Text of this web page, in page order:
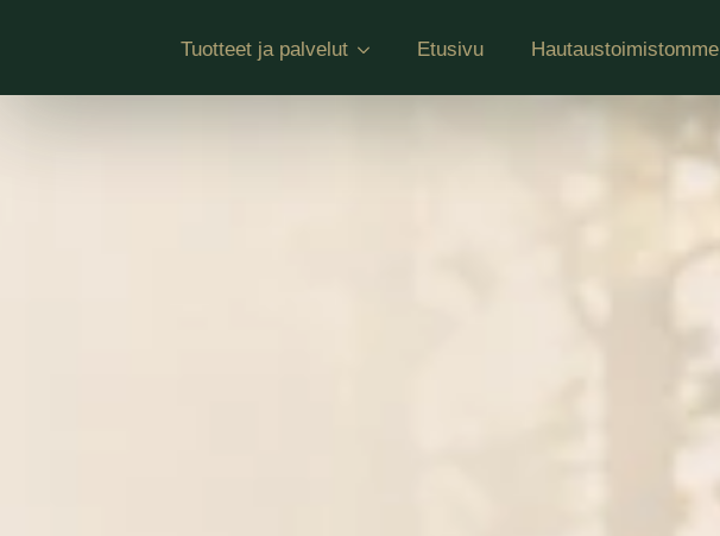
Tuotteet ja palvelut Etusivu Hautaustoimistomme